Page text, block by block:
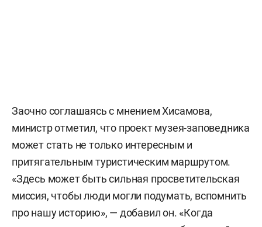
Заочно соглашаясь с мнением Хисамова,
министр отметил, что проект музея-заповедника
может стать не только интересным и
притягательным туристическим маршрутом.
«Здесь может быть сильная просветительская
миссия, чтобы люди могли подумать, вспомнить
про нашу историю», — добавил он. «Когда